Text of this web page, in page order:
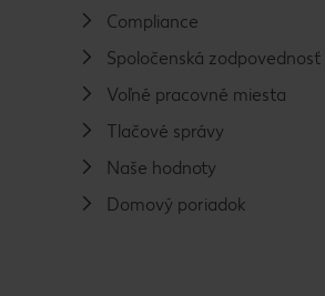
Compliance
Spoločenská zodpovednosť
Voľné pracovné miesta
Tlačové správy
Naše hodnoty
Domový poriadok